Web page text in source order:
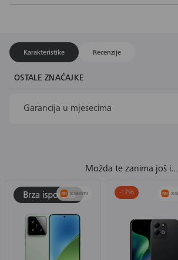
Karakteristike Recenzije
OSTALE ZNAČAJKE
Garancija u mjesecima
Možda te zanima još i...
-17%